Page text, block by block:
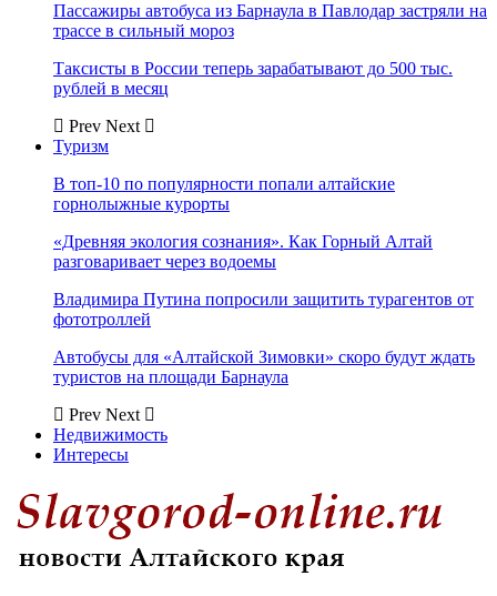
Пассажиры автобуса из Барнаула в Павлодар застряли на
трассе в сильный мороз
Таксисты в России теперь зарабатывают до 500 тыс.
рублей в месяц
Prev Next
Туризм
В топ-10 по популярности попали алтайские
горнолыжные курорты
«Древняя экология сознания». Как Горный Алтай
разговаривает через водоемы
Владимира Путина попросили защитить турагентов от
фототроллей
Автобусы для «Алтайской Зимовки» скоро будут ждать
туристов на площади Барнаула
Prev Next
Недвижимость
Интересы